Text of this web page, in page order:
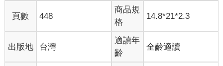
為我們假設對方的心智運作模式和自己的類似，就算雙方可能會
得出不同的結論也一樣。這種推斷力讓我們能夠理解、詮釋、預
測他人的心理狀態和行為。少了這項能力，就會失去社會聯繫，
第二站同樣是前額葉皮質區與鄰近的前扣帶迴皮質區（anterior
cingulate cortex）、後顳上溝（posterior superior temporal
頁數 448
商品規
格
14.8*21*2.3
出版地 台灣
適讀年
齡
全齡適讀